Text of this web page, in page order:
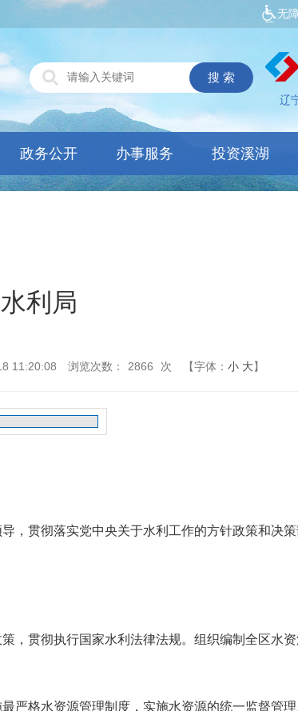
无
辽
政务公开 办事服务 投资溪湖
利局
11:20:08 浏览次数： 2866 次 【字体： 小 大】
，贯彻落实党中央关于水利工作的方针政策和决
，贯彻执行国家水利法律法规。组织编制全区水
严格水资源管理制度，实施水资源的统一监督管